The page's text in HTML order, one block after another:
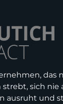
das
sich nie
ausruht und